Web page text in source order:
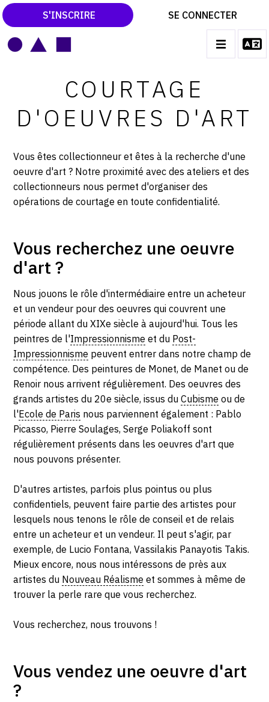
S'INSCRIRE SE CONNECTER
CATALOGUES RAISONNÉS
LES EXPOSITIONS
ARCHIVES DES EXPOSITIONS
ACTUALITÉS DU MONDE DE L'ART
LIBRAIRIE : LIVRES & CATALOGUES
CRÉER SON CATALOGUE RAISONNÉ
ABONNEMENTS DÉDIÉS AUX GALERISTES
CRÉER SON SITE ARTISTE
CRÉER SON CATALOGUE D'EXPO
PUBLIER SES EXPOSITIONS
DEVENIR CONTRIBUTEUR
L'ÉQUIPE OAM
À PROPOS D'OAM
CONTACT
CGU
COURTAGE
D'OEUVRES D'ART
Vous êtes collectionneur et êtes à la recherche d'une
oeuvre d'art ? Notre proximité avec des ateliers et des
collectionneurs nous permet d'organiser des
opérations de courtage en toute confidentialité.
Vous recherchez une oeuvre
d'art ?
Nous jouons le rôle d'intermédiaire entre un acheteur
et un vendeur pour des oeuvres qui couvrent une
période allant du XIXe siècle à aujourd'hui. Tous les
peintres de l'Impressionnisme et du Post-
Impressionnisme peuvent entrer dans notre champ de
compétence. Des peintures de Monet, de Manet ou de
Renoir nous arrivent régulièrement. Des oeuvres des
grands artistes du 20e siècle, issus duCubisme ou de
l'Ecole de Paris nous parviennent également : Pablo
Picasso, Pierre Soulages, Serge Poliakoff sont
régulièrement présents dans les oeuvres d'art que
nous pouvons présenter.
D'autres artistes, parfois plus pointus ou plus
confidentiels, peuvent faire partie des artistes pour
lesquels nous tenons le rôle de conseil et de relais
entre un acheteur et un vendeur. Il peut s'agir, par
exemple, de Lucio Fontana, Vassilakis Panayotis Takis.
Mieux encore, nous nous intéressons de près aux
artistes du Nouveau Réalisme et sommes à même de
trouver la perle rare que vous recherchez.
Vous recherchez, nous trouvons !
Vous vendez une oeuvre d'art
?